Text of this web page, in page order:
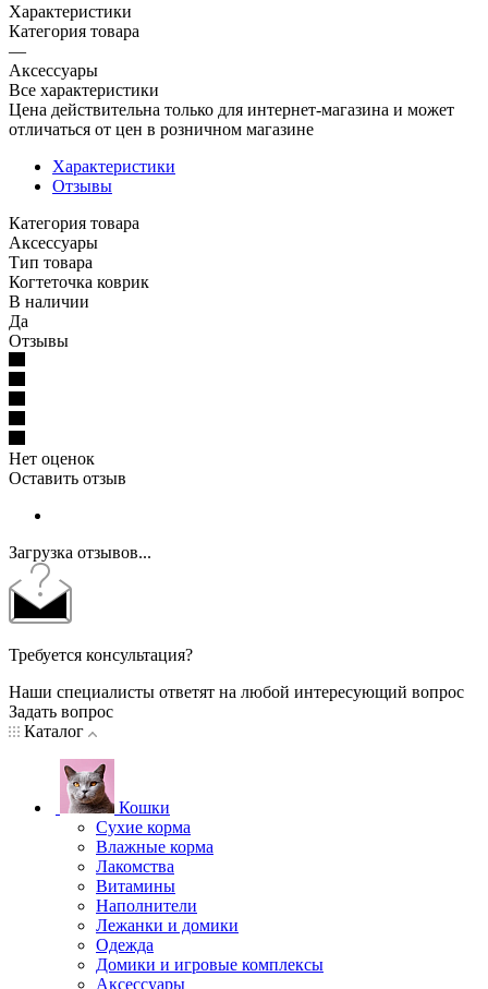
Характеристики
Категория товара
—
Аксессуары
Все характеристики
Цена действительна только для интернет-магазина и может
отличаться от цен в розничном магазине
Характеристики
Отзывы
Категория товара
Аксессуары
Тип товара
Когтеточка коврик
В наличии
Да
Отзывы
Нет оценок
Оставить отзыв
Загрузка отзывов...
Требуется консультация?
Наши специалисты ответят на любой интересующий вопрос
Задать вопрос
Каталог
Кошки
Сухие корма
Влажные корма
Лакомства
Витамины
Наполнители
Лежанки и домики
Одежда
Домики и игровые комплексы
Аксессуары